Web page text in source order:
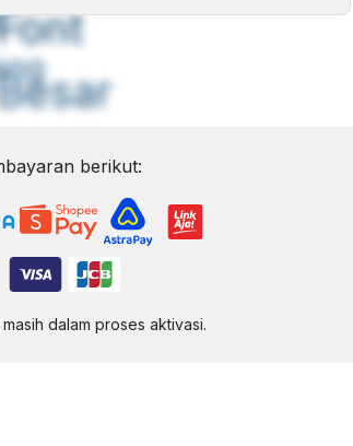
berikut:
dalam proses aktivasi.